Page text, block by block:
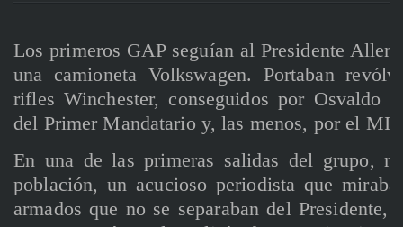
Los primeros GAP seguían al Presidente
una camioneta Volkswagen. Portaban
rifles Winchester, conseguidos por Osvaldo
del Primer Mandatario y, las menos, por el
En una de las primeras salidas del grupo,
población, un acucioso periodista que
armados que no se separaban del